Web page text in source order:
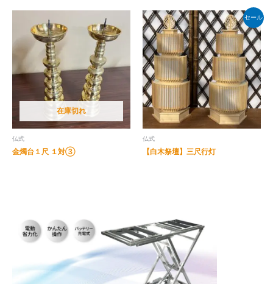
在庫切れ
仏式
金燭台１尺 １対③
セール
仏式
【白木祭壇】三尺行灯